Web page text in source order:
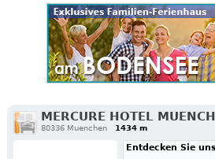
MERCURE HOTEL
80336 Muenchen 1434 m
Entdecken Sie